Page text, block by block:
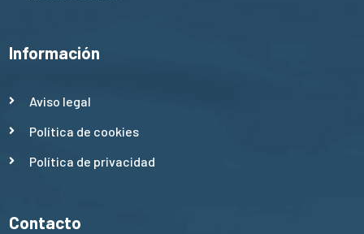
Información
Aviso legal
Política de cookies
Política de privacidad
Contacto